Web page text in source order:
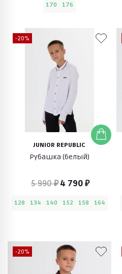
170
176
-20%
JUNIOR REPUBLIC
Рубашка (белый)
5 990 ₽ 4 790 ₽
128 134 140 152 158 164
-20%